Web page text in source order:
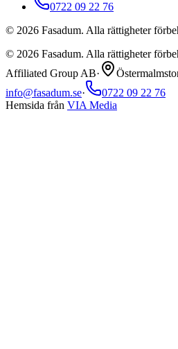
0722 09 22 76
© 2026 Fasadum. Alla rättigheter
© 2026 Fasadum. Alla rättigheter
Affiliated Group AB·
info@fasadum.se·
0722 09 22 76
Hemsida från VIA Media